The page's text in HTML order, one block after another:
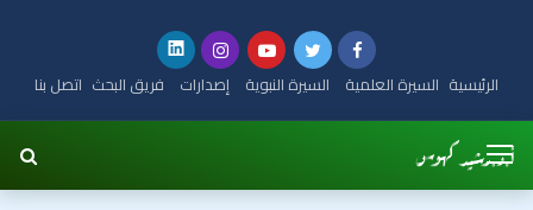
الرئيسية السيرة العلمية السيرة النبوية إصدارات فريق البحث اتصل بنا